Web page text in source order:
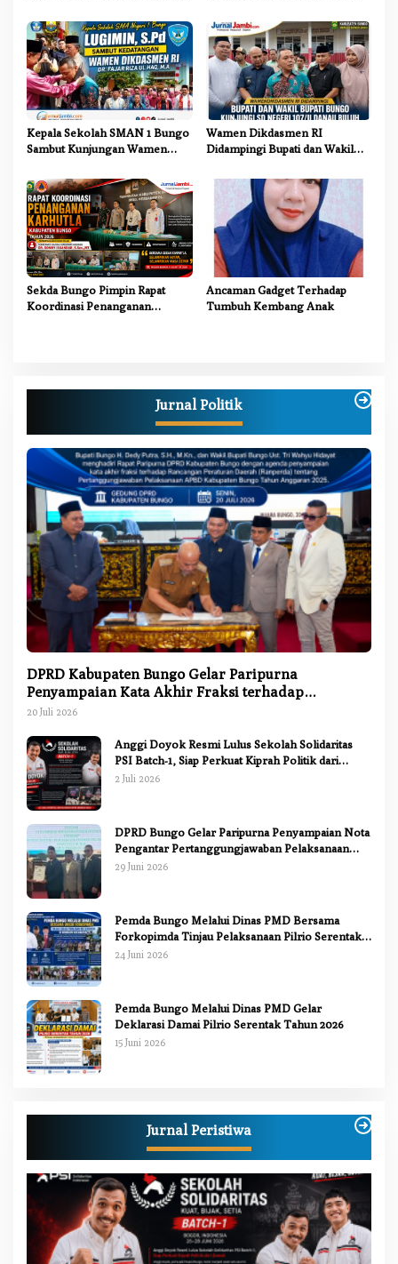
Pendidikan yang Progresif
Kepala Sekolah SMAN 1 Bungo
Sambut Kunjungan Wamen
PJJ untuk Anak Putus Sekolah
Wamen Dikdasmen RI
Didampingi Bupati dan Wakil
SD Negeri 107/II Danau Buluh
Sekda Bungo Pimpin Rapat
Koordinasi Penanganan
Ancaman Gadget Terhadap
Tumbuh Kembang Anak
Jurnal Politik
DPRD Kabupaten Bungo Gelar Paripurna
Penyampaian Kata Akhir Fraksi terhadap
Ranperda Pertanggungjawaban APBD 2025
20 Juli 2026
Anggi Doyok Resmi Lulus Sekolah Solidaritas
PSI Batch-1, Siap Perkuat Kiprah Politik dari
Daerah
2 Juli 2026
DPRD Bungo Gelar Paripurna Penyampaian Nota
Pengantar Pertanggungjawaban Pelaksanaan
APBD 2025
29 Juni 2026
Pemda Bungo Melalui Dinas PMD Bersama
Forkopimda Tinjau Pelaksanaan Pilrio Serentak
2026
24 Juni 2026
Pemda Bungo Melalui Dinas PMD Gelar
Deklarasi Damai Pilrio Serentak Tahun 2026
15 Juni 2026
Jurnal Peristiwa